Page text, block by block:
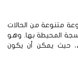
متنوعة من الحالات
المحيطة بها. وهو
يمكن أن يكون